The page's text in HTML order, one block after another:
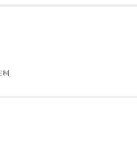
制...